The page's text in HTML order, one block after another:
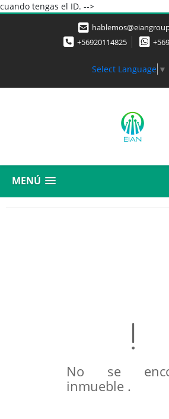
cuando tengas el ID. -->
+56920114825
Select Language ▼
MENÚ
No se
inmueble .